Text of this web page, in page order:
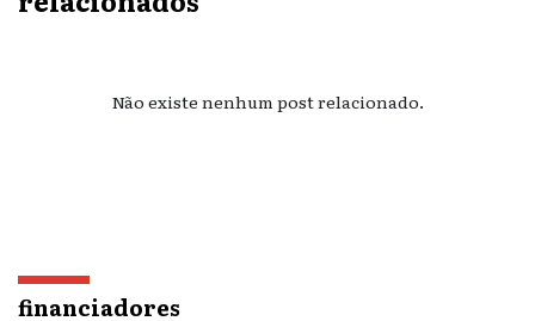
Não existe nenhum post relacionado.
financiadores